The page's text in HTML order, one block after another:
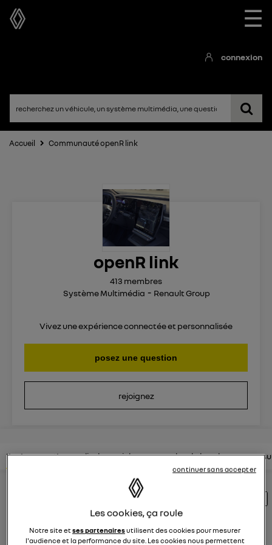
☰
connexion
Accueil Communauté openR link
openR link
Système Multimédia Renault Group
413 membres
Vivez une expérience connectée et personnalisée
posez une question
rejoignez
lire les questions lire les articles consultez la brochure
Découvrez les 294 questions sur openR link
- Système Multimédia - Renault Group
Les cookies, ça roule
Notre site etses partenairesutilisent des cookies pour mesurer
l'audience et la performance du site. Les cookies nous permettent
continuer sans accepter